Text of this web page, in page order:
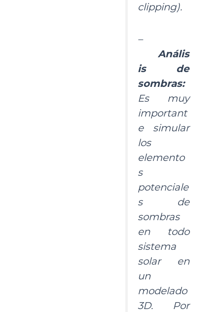
clipping).
–
Anális
is de
sombras:
Es muy
important
e simular
los
elemento
s
potenciale
s de
sombras
en todo
sistema
solar en
un
modelado
3D. Por